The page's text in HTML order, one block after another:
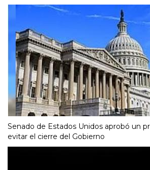
Senado de Estados Unidos aprobó un
evitar el cierre del Gobierno